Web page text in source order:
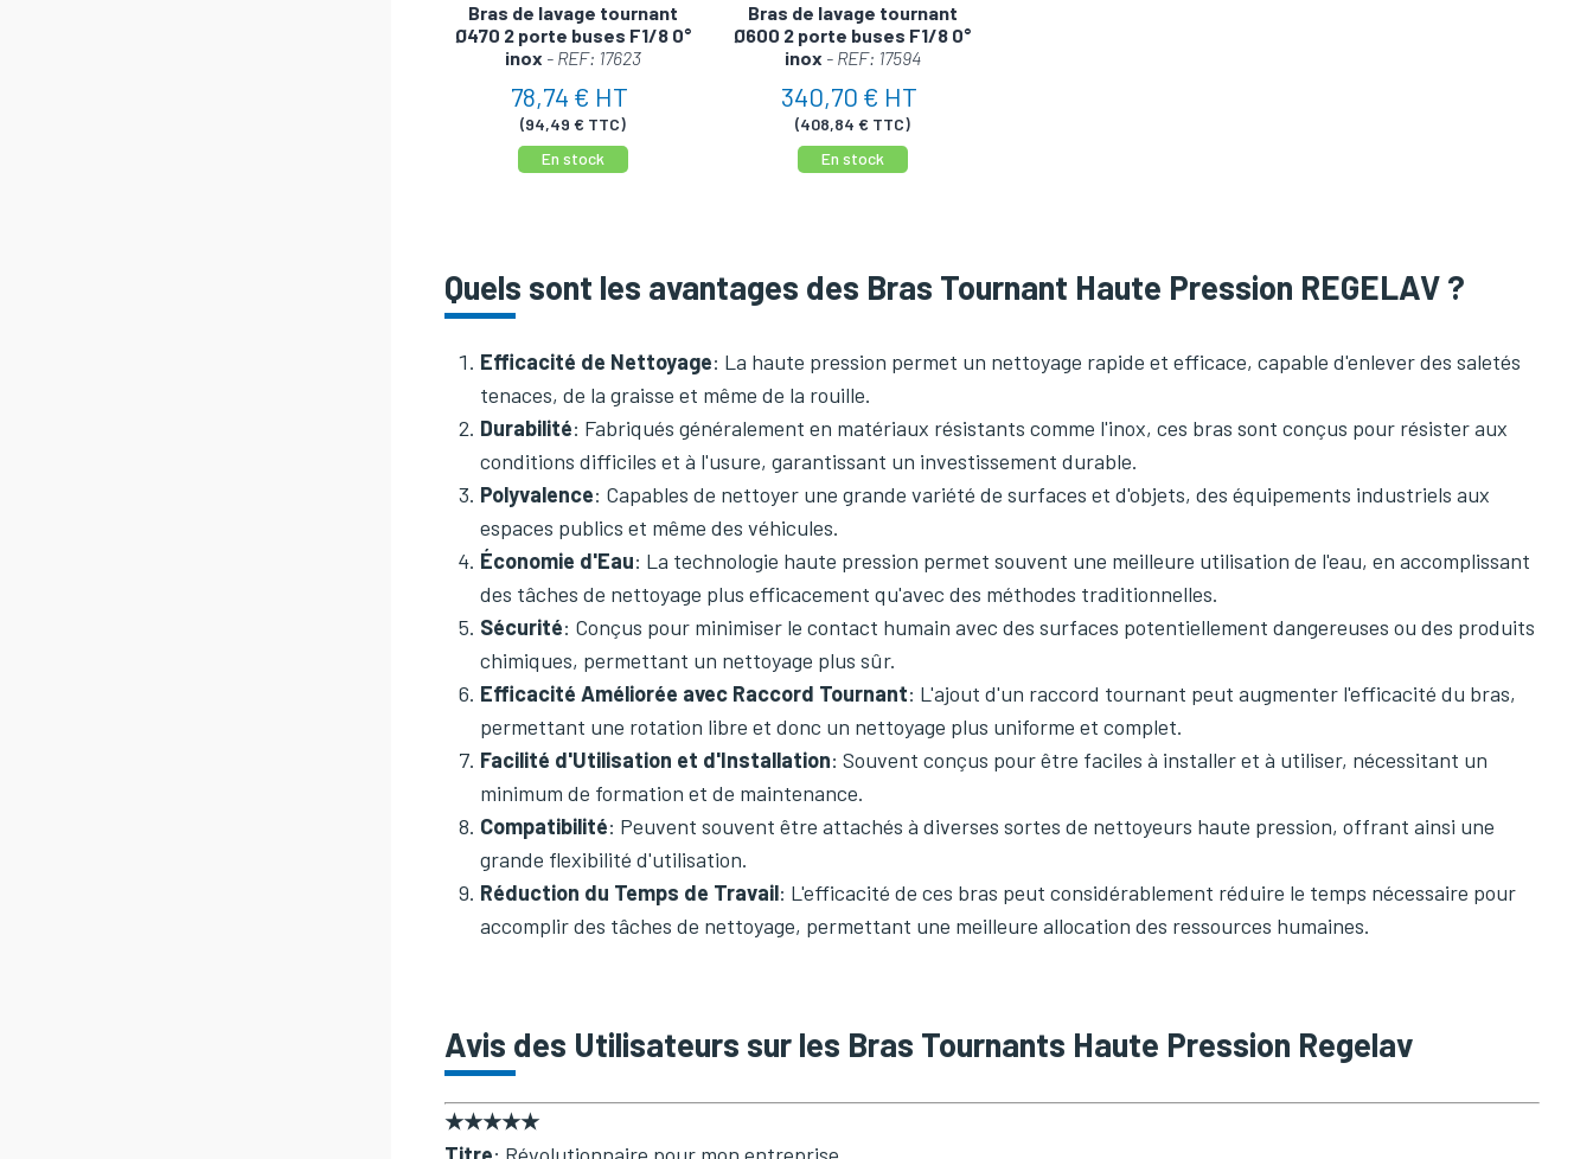
Bras de lavage tournant
Ø470 2 porte buses F1/8 0°
inox - REF: 17623
78,74 € HT
(94,49 € TTC)
En stock
Bras de lavage tournant
Ø600 2 porte buses F1/8 0°
inox - REF: 17594
340,70 € HT
(408,84 € TTC)
En stock
Quels sont les avantages des Bras Tournant Haute Pression REGELAV ?
Efficacité de Nettoyage: La haute pression permet un nettoyage rapide et efficace, capable d'enlever des saletés
tenaces, de la graisse et même de la rouille.
Durabilité: Fabriqués généralement en matériaux résistants comme l'inox, ces bras sont conçus pour résister aux
conditions difficiles et à l'usure, garantissant un investissement durable.
Polyvalence: Capables de nettoyer une grande variété de surfaces et d'objets, des équipements industriels aux
espaces publics et même des véhicules.
Économie d'Eau: La technologie haute pression permet souvent une meilleure utilisation de l'eau, en accomplissant
des tâches de nettoyage plus efficacement qu'avec des méthodes traditionnelles.
Sécurité: Conçus pour minimiser le contact humain avec des surfaces potentiellement dangereuses ou des produits
chimiques, permettant un nettoyage plus sûr.
Efficacité Améliorée avec Raccord Tournant: L'ajout d'un raccord tournant peut augmenter l'efficacité du bras,
permettant une rotation libre et donc un nettoyage plus uniforme et complet.
Facilité d'Utilisation et d'Installation: Souvent conçus pour être faciles à installer et à utiliser, nécessitant un
minimum de formation et de maintenance.
Compatibilité: Peuvent souvent être attachés à diverses sortes de nettoyeurs haute pression, offrant ainsi une
grande flexibilité d'utilisation.
Réduction du Temps de Travail: L'efficacité de ces bras peut considérablement réduire le temps nécessaire pour
accomplir des tâches de nettoyage, permettant une meilleure allocation des ressources humaines.
Avis des Utilisateurs sur les Bras Tournants Haute Pression Regelav
★★★★★